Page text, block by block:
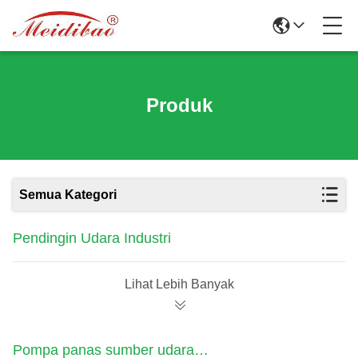
Produk
Semua Kategori
Pendingin Udara Industri
Lihat Lebih Banyak
Pompa panas sumber udara